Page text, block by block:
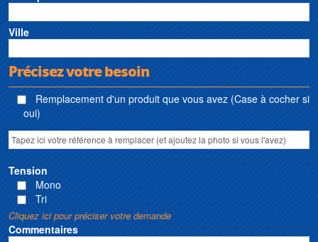
Ville
Précisez votre besoin
Remplacement d'un produit que vous avez (Case à cocher si
oui)
Tension
Mono
Tri
Cliquez ici pour préciser votre demande
Commentaires